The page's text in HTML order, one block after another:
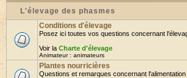
L'élevage des phasmes
Conditions d'élevage
Posez ici toutes vos questions concernant
Voir la Charte d'élevage
Animateur : animateurs
Plantes nourricières
Questions et remarques concernant l'alimentation